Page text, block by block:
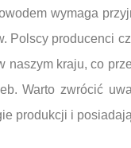
wymaga
Polscy producenci
kraju, co
Warto zwrócić
produkcji i